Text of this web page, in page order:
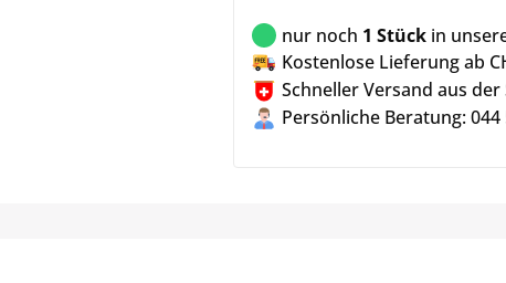
nur noch 1 Stück in
Kostenlose Lieferung ab
Schneller Versand aus der
Persönliche Beratung: 044